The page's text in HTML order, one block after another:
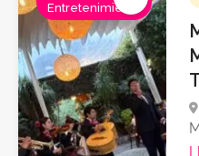
Entretenimiento